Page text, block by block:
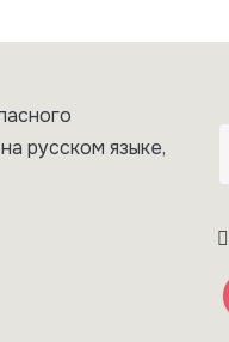
русском языке,